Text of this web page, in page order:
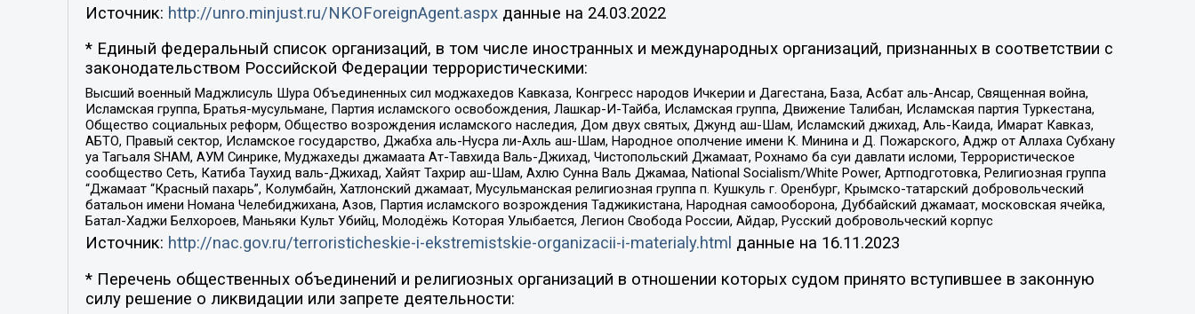
Источник: http://unro.minjust.ru/NKOForeignAgent.aspxданные на 24.03.2022
* Единый федеральный список организаций, в том числе иностранных и международных организаций, признанных в соответствии с
законодательством Российской Федерации террористическими:
Высший военный Маджлисуль Шура Объединенных сил моджахедов Кавказа, Конгресс народов Ичкерии и Дагестана, База, Асбат аль-Ансар, Священная война,
Исламская группа, Братья-мусульмане, Партия исламского освобождения, Лашкар-И-Тайба, Исламская группа, Движение Талибан, Исламская партия Туркестана,
Общество социальных реформ, Общество возрождения исламского наследия, Дом двух святых, Джунд аш-Шам, Исламский джихад, Аль-Каида, Имарат Кавказ,
АБТО, Правый сектор, Исламское государство, Джабха аль-Нусра ли-Ахль аш-Шам, Народное ополчение имени К. Минина и Д. Пожарского, Аджр от Аллаха Субхану
уа Тагьаля SHAM, АУМ Синрике, Муджахеды джамаата Ат-Тавхида Валь-Джихад, Чистопольский Джамаат, Рохнамо ба суи давлати исломи, Террористическое
сообщество Сеть, Катиба Таухид валь-Джихад, Хайят Тахрир аш-Шам, Ахлю Сунна Валь Джамаа, National Socialism/White Power, Артподготовка, Религиозная группа
“Джамаат “Красный пахарь”, Колумбайн, Хатлонский джамаат, Мусульманская религиозная группа п. Кушкуль г. Оренбург, Крымско-татарский добровольческий
батальон имени Номана Челебиджихана, Азов, Партия исламского возрождения Таджикистана, Народная самооборона, Дуббайский джамаат, московская ячейка,
Батал-Хаджи Белхороев, Маньяки Культ Убийц, Молодёжь Которая Улыбается, Легион Свобода России, Айдар, Русский добровольческий корпус
Источник: http://nac.gov.ru/terroristicheskie-i-ekstremistskie-organizacii-i-materialy.html данные на 16.11.2023
* Перечень общественных объединений и религиозных организаций в отношении которых судом принято вступившее в законную
силу решение о ликвидации или запрете деятельности: